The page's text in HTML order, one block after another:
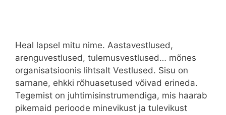
Heal lapsel mitu nime. Aastavestlused,
arenguvestlused, tulemusvestlused… mõnes
organisatsioonis lihtsalt Vestlused. Sisu on
sarnane, ehkki rõhuasetused võivad erineda.
Tegemist on juhtimisinstrumendiga, mis haarab
pikemaid perioode minevikust ja tulevikust